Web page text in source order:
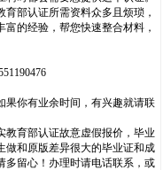
部认证所需资料众多且烦琐，
的经验，帮您快速整合材料，
果你有业余时间，有兴趣就请联
教育部认证故意虚假报价，毕业
做和原版差异很大的毕业证和成
多留心！办理时请电话联系，或